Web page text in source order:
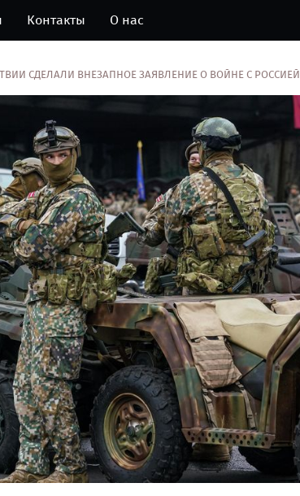
Контакты О нас
СДЕЛАЛИ ВНЕЗАПНОЕ ЗАЯВЛЕНИЕ О ВОЙНЕ С РОССИЕЙ